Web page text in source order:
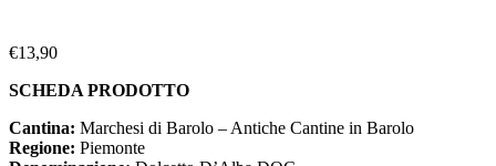
€13,90
SCHEDA PRODOTTO
Cantina: Marchesi di Barolo – Antiche Cantine in Barolo
Regione: Piemonte